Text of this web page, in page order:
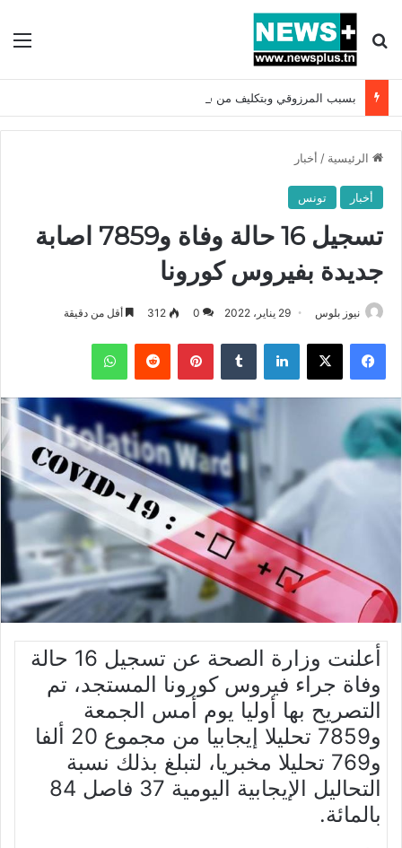
بحث عن
الرئيسية / أخبار
أخبار تونس
تسجيل 16 حالة وفاة و7859 اصابة
جديدة بفيروس كورونا
نيوز بلوس 29 يناير، 2022 0
312 أقل من دقيقة
فيسبوك X لينكدإن بينتيريست واتساب
أعلنت وزارة الصحة عن تسجيل 16 حالة
وفاة جراء فيروس كورونا المستجد، تم
التصريح بها أوليا يوم أمس الجمعة
و7859 تحليلا إيجابيا من مجموع 20 ألفا
و769 تحليلا مخبريا، لتبلغ بذلك نسبة
التحاليل الإيجابية اليومية 37 فاصل 84
بالمائة.